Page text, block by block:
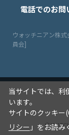
電話でのお問
ウォッチニアン株
員会]
©
当サイトでは、
います。
サイトのクッキ
リシー 」をお読